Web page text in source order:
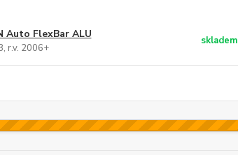
Auto FlexBar ALU
r.v. 2006+
skladem